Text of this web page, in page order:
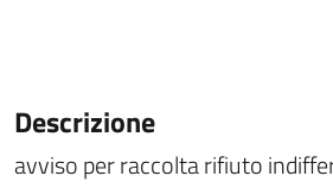
Descrizione
avviso per raccolta rifiuto